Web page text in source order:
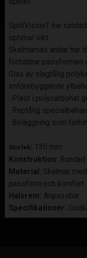
SplitVisionT har
optimal sikt.
Skalmarnas ändar har
förbättrar passformen
Glas av slagtålig
imförebyggande
. Plast i polycarbonat
. Reptålig
. Beläggning som
Storlek : 135 mm
Konstruktion:
Material: Skalmar
passform och komfort
Halsrem: Anpassbar
Specifikationer: